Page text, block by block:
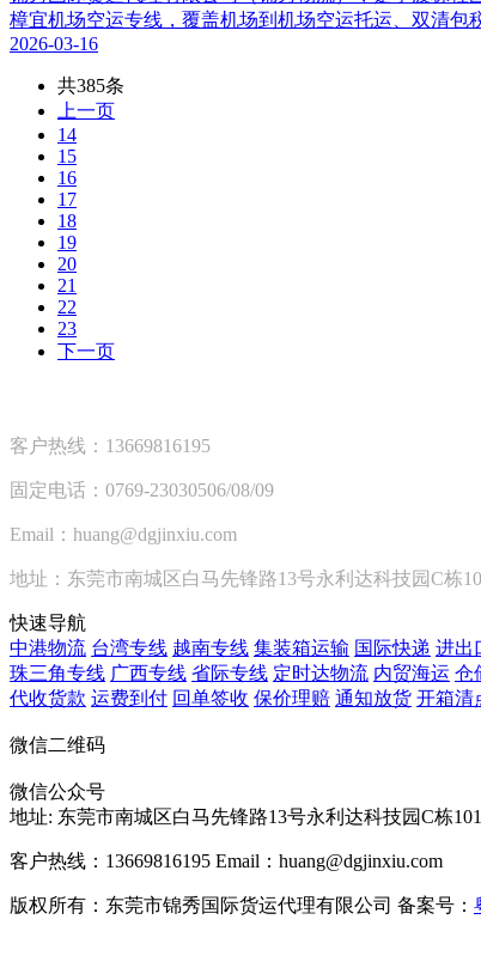
樟宜机场空运专线，覆盖机场到机场空运托运、双清
2026-03-16
共385条
上一页
14
15
16
17
18
19
20
21
22
23
下一页
客户热线：13669816195
固定电话：0769-23030506/08/09
Email：huang@dgjinxiu.com
地址：东莞市南城区白马先锋路13号永利达科技园C栋
快速导航
中港物流 台湾专线 越南专线 集装箱运输 国际快递 进出
珠三角专线 广西专线 省际专线 定时达物流 内贸海运 仓
代收货款 运费到付 回单签收 保价理赔 通知放货 开箱清
微信二维码
微信公众号
地址: 东莞市南城区白马先锋路13号永利达科技园C栋101
客户热线：13669816195 Email：huang@dgjinxiu.com
版权所有：东莞市锦秀国际货运代理有限公司 备案号：